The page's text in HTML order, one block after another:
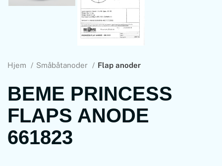
Hjem Småbåtanoder Flap anoder
BEME PRINCESS
FLAPS ANODE
661823